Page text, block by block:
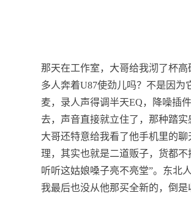
那天在工作室，大哥给我沏了杯
多人奔着U87使劲儿吗？不是因
麦，录人声得调半天EQ，降噪插
去，声音直接就立住了，那种踏实
大哥还特意给我看了他手机里的
理，其实也就是二道贩子，货都
听听这姑娘嗓子亮不亮堂”。东北
我最后也没从他那买全新的，倒